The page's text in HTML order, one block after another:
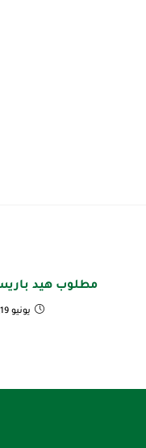
مطلوب هيد
يونيو 19, 2024